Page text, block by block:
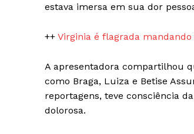
estava imersa em sua dor
++ Virginia é flagrada
A apresentadora compartilhou
como Braga, Luiza e Betise
reportagens, teve consciência
dolorosa.